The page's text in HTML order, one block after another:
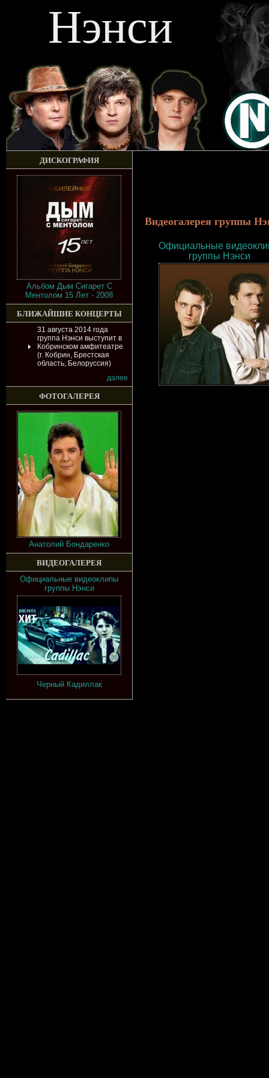
Нэнси
ДИСКОГРАФИЯ
Альбом Дым Сигарет С
Ментолом 15 Лет - 2008
БЛИЖАЙШИЕ КОНЦЕРТЫ
31 августа 2014 года
группа Нэнси выступит в
Кобринском амфитеатре
(г. Кобрин, Брестская
область, Белоруссия)
далее
ФОТОГАЛЕРЕЯ
Анатолий Бондаренко
ВИДЕОГАЛЕРЕЯ
Официальные видеоклипы
группы Нэнси
Черный Кадиллак
Видеогалерея группы
Официальные
группы Нэнси